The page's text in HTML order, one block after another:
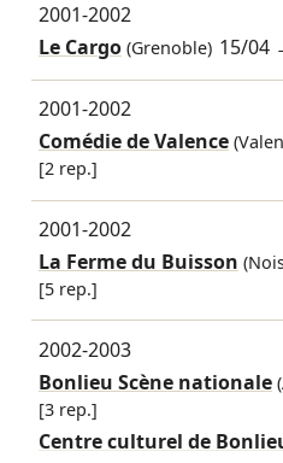
2001-2002
Le Cargo(Grenoble) 15/04
2001-2002
Comédie de Valence
[2 rep.]
2001-2002
La Ferme du Buisson
[5 rep.]
2002-2003
Bonlieu Scène nationale
[3 rep.]
Centre culturel de